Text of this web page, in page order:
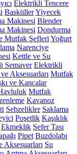
Elektrikli Tencere
BasküllerYiyecek
Makinesi Blender
Makinesi Dondurma
Mutfak Şefleri Yoğurt
Narenciye
Kettle ve Su
Semaver Elektrikli
Aksesuarları Mutfak
ve Kancalar
Mutfak
Kavanoz
Sebzelikler Saklama
Poşetlik Kaşıklık
Ekmeklik Sefer Tası
Pipet Buzdolabı
Aksesuarları Su